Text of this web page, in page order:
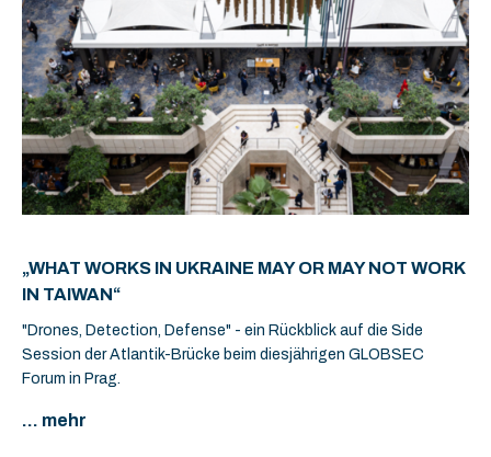
„WHAT WORKS IN UKRAINE MAY OR MAY NOT WORK
IN TAIWAN“
"Drones, Detection, Defense" - ein Rückblick auf die Side
Session der Atlantik-Brücke beim diesjährigen GLOBSEC
Forum in Prag.
... mehr